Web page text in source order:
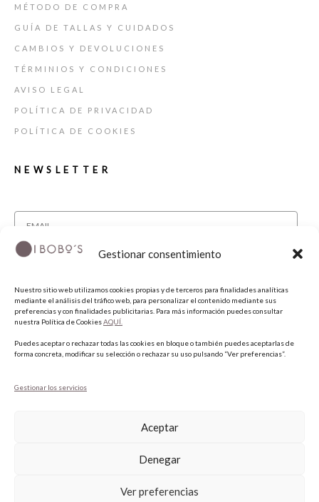
Gestionar consentimiento
Nuestro sitio web utilizamos cookies propias y de terceros para finalidades analíticas
mediante el análisis del tráfico web, para personalizar el contenido mediante sus
preferencias y con finalidades publicitarias. Para más información puedes consultar
nuestra Política de CookiesAQUÍ.
Puedes aceptar o rechazar todas las cookies en bloque o también puedes aceptarlas de
forma concreta, modificar su selección o rechazar su uso pulsando “Ver preferencias”.
Gestionar los servicios
Aceptar
Denegar
Ver preferencias
MÉTODO DE COMPRA
GUÍA DE TALLAS Y CUIDADOS
CAMBIOS Y DEVOLUCIONES
TÉRMINIOS Y CONDICIONES
AVISO LEGAL
POLÍTICA DE PRIVACIDAD
POLÍTICA DE COOKIES
NEWSLETTER
He leído y acepto la política de privacidad.
SUSCRIBIRME
SÍGUENOS